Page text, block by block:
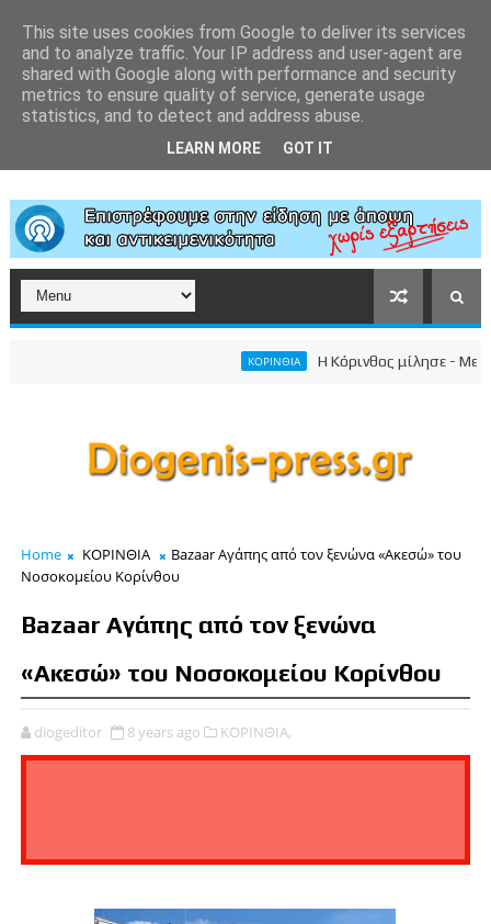
ΚΟΡΙΝΘΙΑ Η Κόρινθος μίλησε -
Home ΚΟΡΙΝΘΙΑ
Bazaar Αγάπης από τον ξενώνα «Ακεσώ» του
Νοσοκομείου Κορίνθου
Bazaar Αγάπης από τον ξενώνα
«Ακεσώ» του Νοσοκομείου Κορίνθου
diogeditor 8 years ago ΚΟΡΙΝΘΙΑ,
This site uses cookies from Google to deliver its services
and to analyze traffic. Your IP address and user-agent are
shared with Google along with performance and security
metrics to ensure quality of service, generate usage
statistics, and to detect and address abuse.
LEARN MORE GOT IT